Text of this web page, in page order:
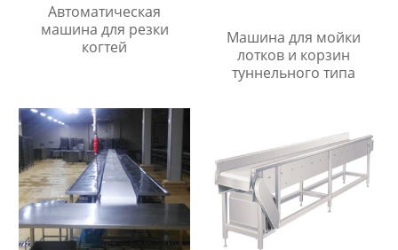
Автоматическая
машина для резки
когтей
Машина для мойки
лотков и корзин
туннельного типа